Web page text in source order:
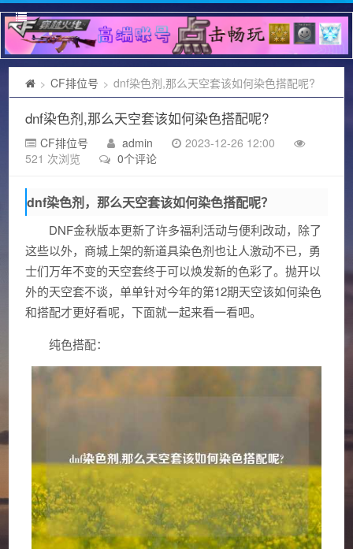
> CF排位号 > dnf染色剂,那么天空套该如何染色搭配呢?
dnf染色剂,那么天空套该如何染色搭配呢?
CF排位号 admin
2023-12-26 12:00
521 次浏览
0个评论
dnf染色剂，那么天空套该如何染色搭配呢？
DNF金秋版本更新了许多福利活动与便利改动，除了
这些以外，商城上架的新道具染色剂也让人激动不已，勇
士们万年不变的天空套终于可以焕发新的色彩了。抛开以
外的天空套不谈，单单针对今年的第12期天空该如何染色
和搭配才更好看呢，下面就一起来看一看吧。
纯色搭配：